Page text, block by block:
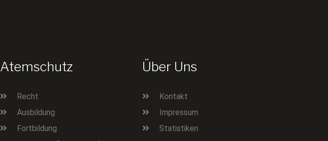
Atemschutz
Recht
Ausbildung
Fortbildung
Über Uns
Kontakt
Impressum
Statistiken